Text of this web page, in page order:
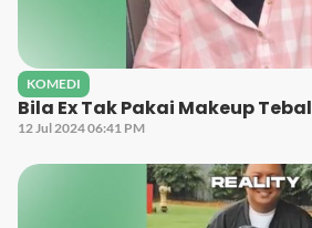
KOMEDI
Bila Ex Tak Pakai Makeup Tebal
12 Jul 2024 06:41 PM